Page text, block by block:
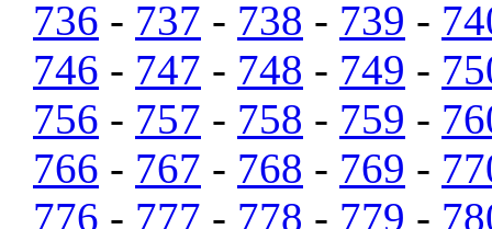
736 - 737 - 738 - 739 -
746 - 747 - 748 - 749 -
756 - 757 - 758 - 759 -
766 - 767 - 768 - 769 -
776 - 777 - 778 - 779 -